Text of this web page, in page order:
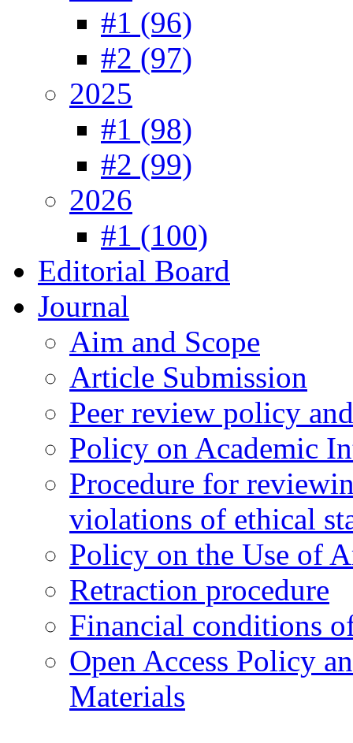
#1 (96)
#2 (97)
2025
#1 (98)
#2 (99)
2026
#1 (100)
Editorial Board
Journal
Aim and Scope
Article Submission
Peer review policy
Policy on Academic
Procedure for
violations of ethical
Policy on the Use of
Retraction procedure
Financial conditions
Open Access Policy
Materials